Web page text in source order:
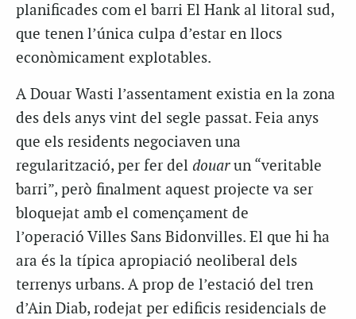
planificades com el barri El Hank al litoral sud,
que tenen l’única culpa d’estar en llocs
econòmicament explotables.
A Douar Wasti l’assentament existia en la zona
des dels anys vint del segle passat. Feia anys
que els residents negociaven una
regularització, per fer del douarun “veritable
barri”, però finalment aquest projecte va ser
bloquejat amb el començament de
l’operació Villes Sans Bidonvilles. El que hi ha
ara és la típica apropiació neoliberal dels
terrenys urbans. A prop de l’estació del tren
d’Ain Diab, rodejat per edificis residencials de